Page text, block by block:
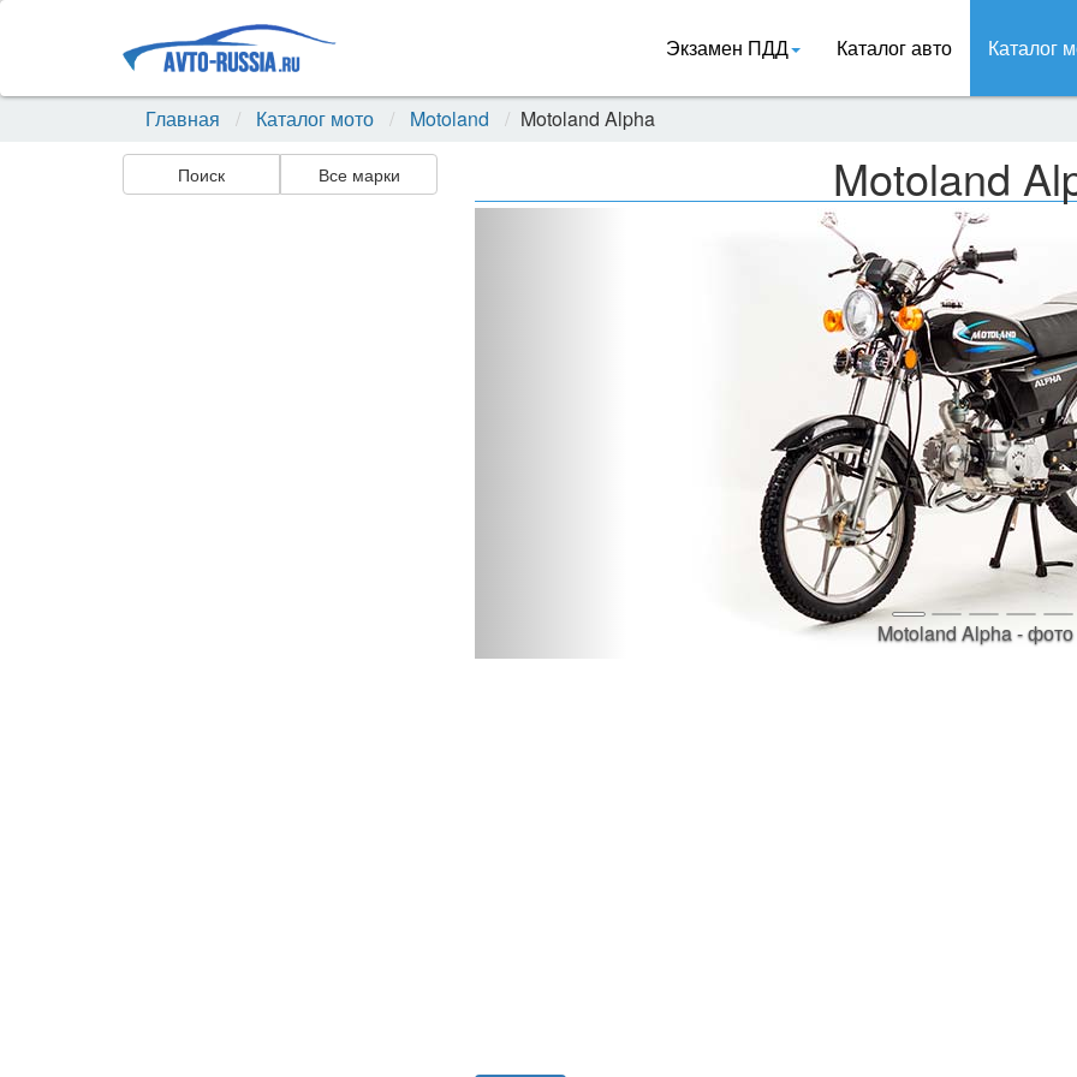
Экзамен ПДД Каталог авто Каталог
Главная Каталог мото Motoland Motoland Alpha
Поиск Все марки Motoland
Motoland Alpha -